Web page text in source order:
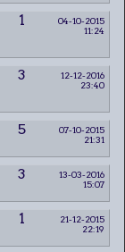
1
04-10-2015
11:24
3
12-12-2016
23:40
5
07-10-2015
21:31
3
13-03-2016
15:07
1
21-12-2015
22:19